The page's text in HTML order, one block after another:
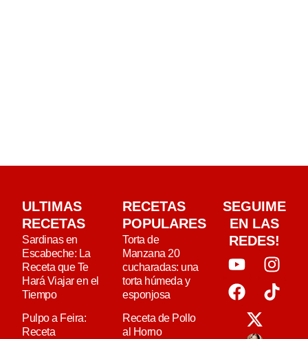
ULTIMAS
RECETAS
Sardinas en
Escabeche: La
Receta que Te
Hará Viajar en el
Tiempo
Pulpo a Feira:
Receta
RECETAS
POPULARES
Torta de
Manzana 20
cucharadas: una
torta húmeda y
esponjosa
Receta de Pollo
al Horno
SEGUIME
EN LAS
REDES!